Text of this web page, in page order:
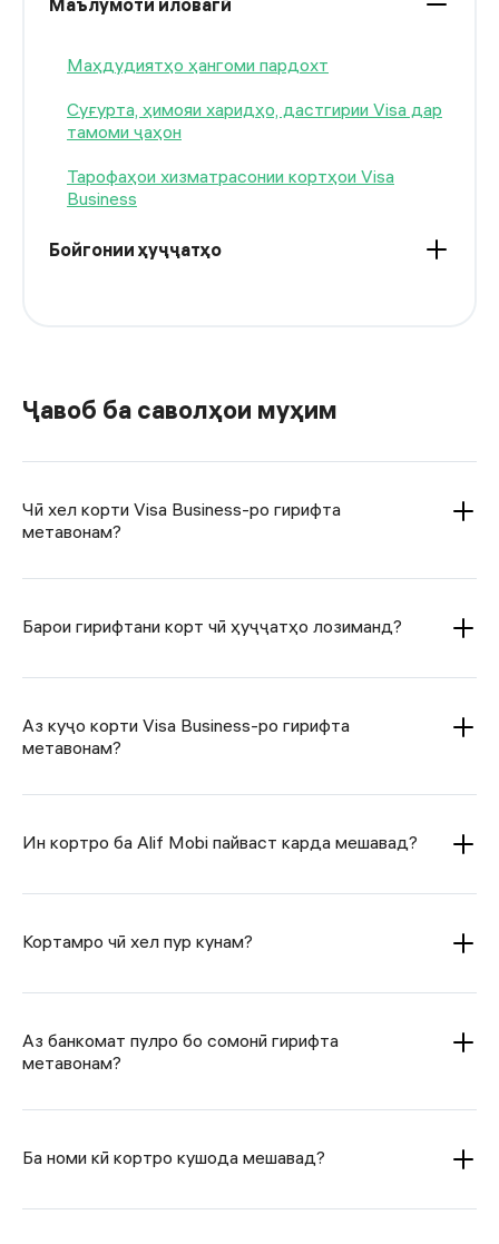
Маълумоти иловагӣ
Маҳдудиятҳо ҳангоми пардохт
Суғурта, ҳимояи харидҳо, дастгирии Visa дар
тамоми ҷаҳон
Тарофаҳои хизматрасонии кортҳои Visa
Business
Бойгонии ҳуҷҷатҳо
Ҷавоб ба саволҳои муҳим
Чӣ хел корти Visa Business-ро гирифта
метавонам?
Барои гирифтани корт чӣ ҳуҷҷатҳо лозиманд?
Аз куҷо корти Visa Business-ро гирифта
метавонам?
Ин кортро ба Alif Mobi пайваст карда мешавад?
Кортамро чӣ хел пур кунам?
Аз банкомат пулро бо сомонӣ гирифта
метавонам?
Ба номи кӣ кортро кушода мешавад?